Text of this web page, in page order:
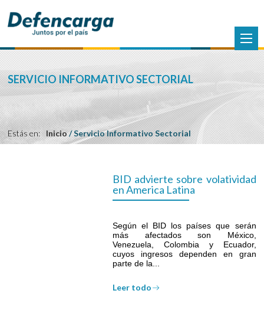
SERVICIO INFORMATIVO SECTORIAL
Estás en: Inicio/Servicio Informativo Sectorial
BID advierte sobre volatividad
en America Latina
Según el BID los países que serán
más afectados son México,
Venezuela, Colombia y Ecuador,
cuyos ingresos dependen en gran
parte de la...
Leer todo